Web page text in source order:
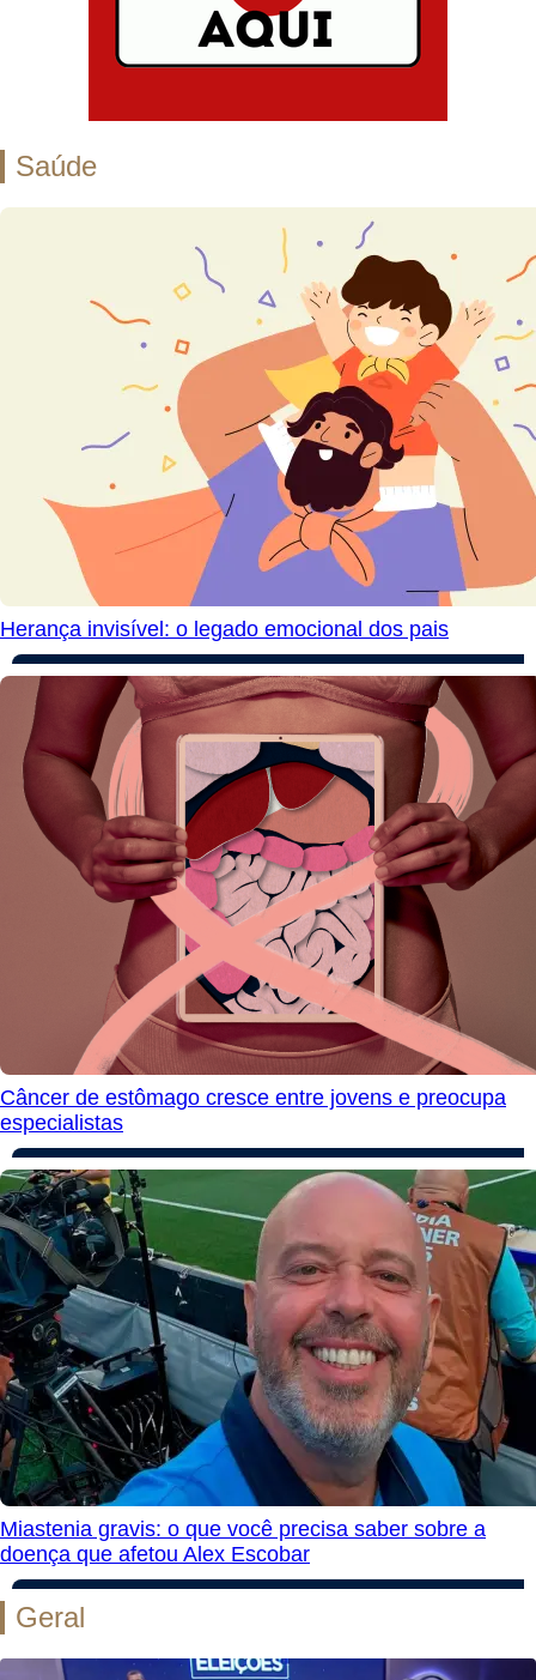
Saúde
Herança invisível: o legado emocional dos pais
Câncer de estômago cresce entre jovens e preocupa
especialistas
Miastenia gravis: o que você precisa saber sobre a
doença que afetou Alex Escobar
Geral